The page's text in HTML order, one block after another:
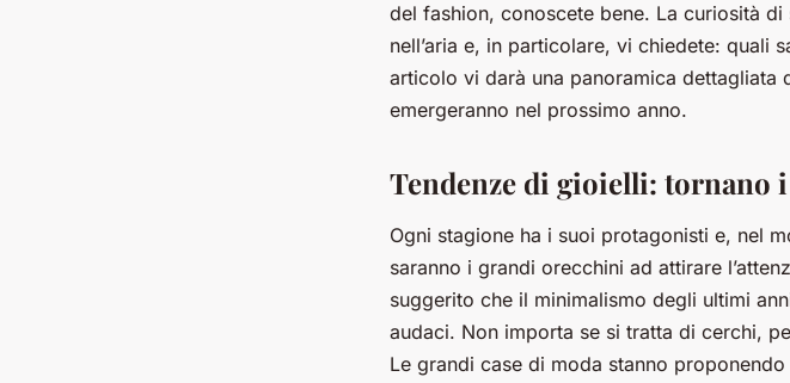
del fashion, conoscete bene. La curiosità
nell’aria e, in particolare, vi chiedete: quali
articolo vi darà una panoramica dettagliata
emergeranno nel prossimo anno.
Tendenze di gioielli: tornano
Ogni stagione ha i suoi protagonisti e, nel
saranno i grandi orecchini ad attirare
suggerito che il minimalismo degli ultimi
audaci. Non importa se si tratta di cerchi,
Le grandi case di moda stanno